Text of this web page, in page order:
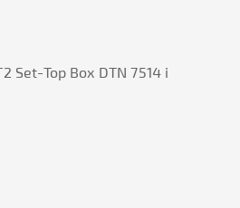
Set-Top Box DTN 7514 i